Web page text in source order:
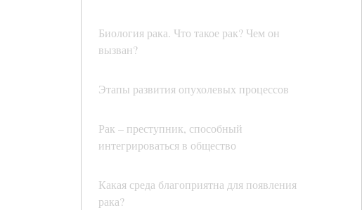
Биология рака. Что такое рак? Чем он
вызван?
Этапы развития опухолевых процессов
Рак – преступник, способный
интегрироваться в общество
Какая среда благоприятна для появления
рака?